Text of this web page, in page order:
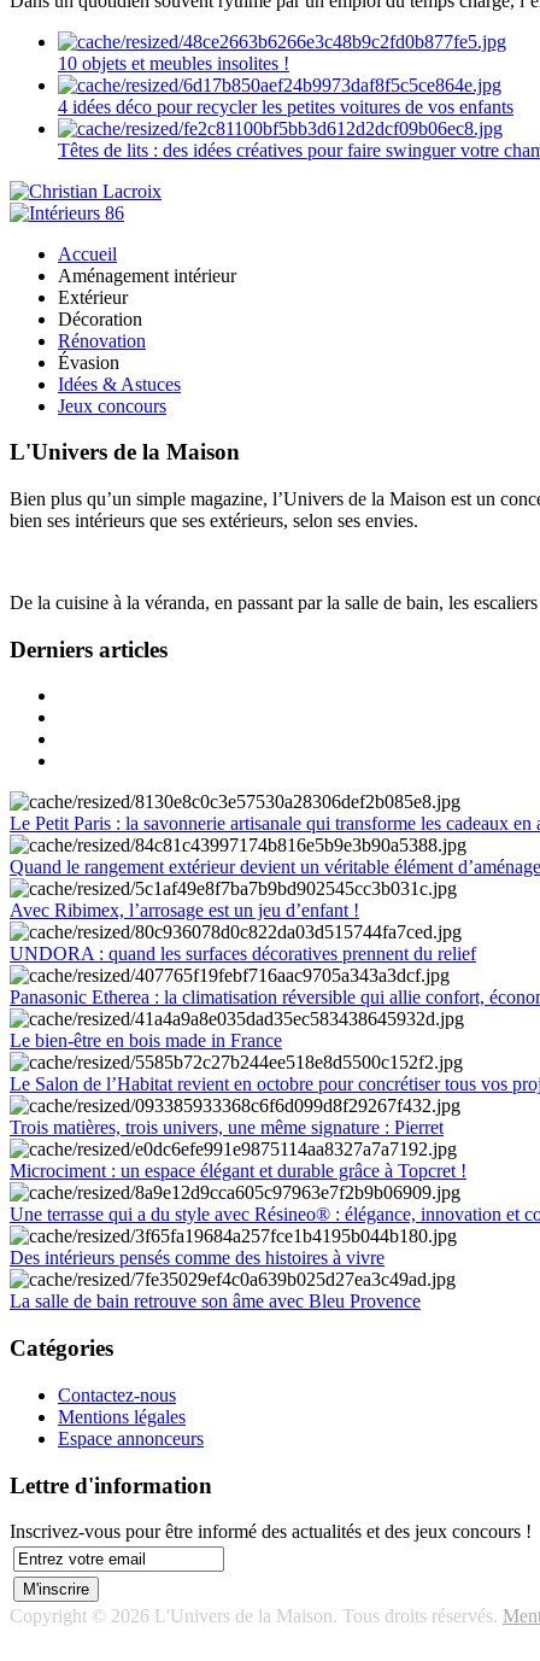
10 objets et meubles insolites !
4 idées déco pour recycler les petites voitures de vos enfants
Têtes de lits : des idées créatives pour faire swinguer votre
Accueil
Aménagement intérieur
Extérieur
Décoration
Rénovation
Évasion
Idées & Astuces
Jeux concours
L'Univers de la Maison
Bien plus qu’un simple magazine, l’Univers de la Maison est un
bien ses intérieurs que ses extérieurs, selon ses envies.
De la cuisine à la véranda, en passant par la salle de bain, les
Derniers articles
Le Petit Paris : la savonnerie artisanale qui transforme les cadeaux en
Quand le rangement extérieur devient un véritable élément
Avec Ribimex, l’arrosage est un jeu d’enfant !
UNDORA : quand les surfaces décoratives prennent du relief
Panasonic Etherea : la climatisation réversible qui allie confort,
Le bien-être en bois made in France
Le Salon de l’Habitat revient en octobre pour concrétiser tous vos
Trois matières, trois univers, une même signature : Pierret
Microciment : un espace élégant et durable grâce à Topcret !
Une terrasse qui a du style avec Résineo® : élégance, innovation et
Des intérieurs pensés comme des histoires à vivre
La salle de bain retrouve son âme avec Bleu Provence
Catégories
Contactez-nous
Mentions légales
Espace annonceurs
Lettre d'information
Inscrivez-vous pour être informé des actualités et des jeux concours !
Copyright © 2026 L'Univers de la Maison. Tous droits réservés.